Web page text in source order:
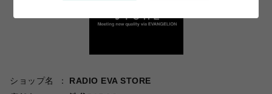
ショップ名
RADIO EVA STORE